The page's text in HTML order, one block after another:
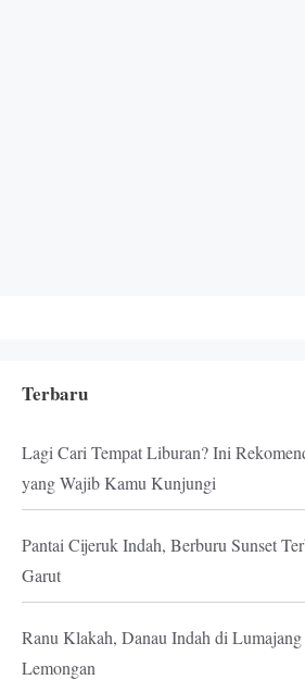
Terbaru
Lagi Cari Tempat Liburan? Ini
yang Wajib Kamu Kunjungi
Pantai Cijeruk Indah, Berburu Sunset
Garut
Ranu Klakah, Danau Indah di
Lemongan